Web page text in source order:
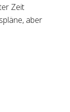
Zeit
aber